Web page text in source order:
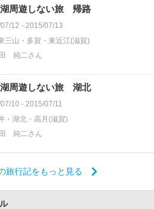
周遊しない旅 帰路
12 - 2015/07/13
三山・多賀・東近江(滋賀)
純二さん
周遊しない旅 湖北
10 - 2015/07/11
・湖北・高月(滋賀)
純二さん
行記をもっと見る